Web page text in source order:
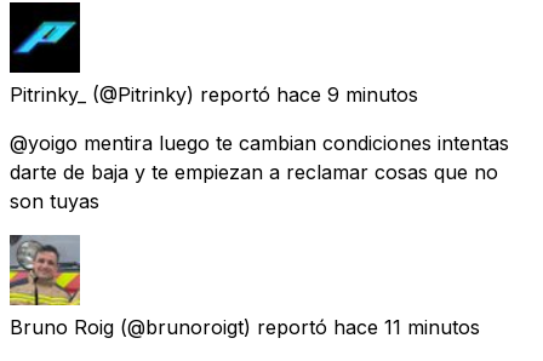
Pitrinky_ (@Pitrinky) reportó hace 9 minutos
@yoigo mentira luego te cambian condiciones intentas
darte de baja y te empiezan a reclamar cosas que no
son tuyas
Bruno Roig (@brunoroigt) reportó hace 11 minutos